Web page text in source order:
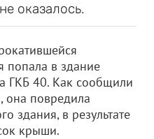
оказалось.
попала в здание
ГКБ 40. Как сообщили
она повредила
здания, в результате
крыши.